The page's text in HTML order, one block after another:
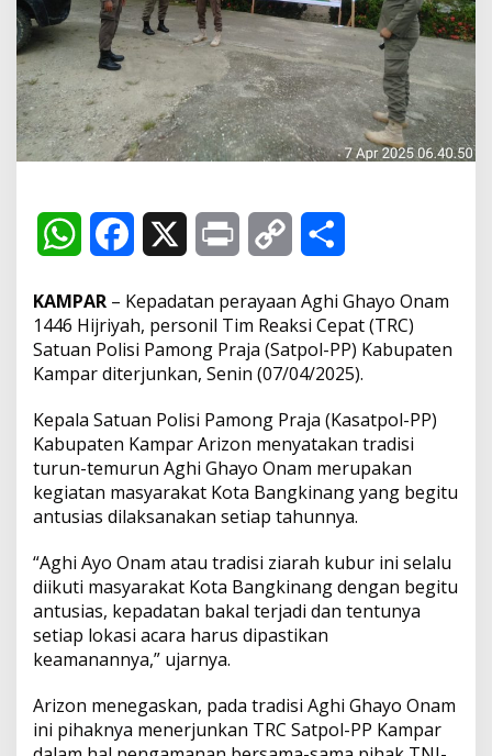
g
h
i
G
h
a
y
o
O
1
6
H
,
P
e
s
o
n
i
l
T
C
S
a
t
p
-
P
W
a
t
A
p
c
e
o
o
i
n
p
y
i
n
a
r
KAMPAR – Kepadatan perayaan Aghi Ghayo Onam
1446 Hijriyah, personil Tim Reaksi Cepat (TRC)
Satuan Polisi Pamong Praja (Satpol-PP) Kabupaten
Kampar diterjunkan, Senin (07/04/2025).
Kepala Satuan Polisi Pamong Praja (Kasatpol-PP)
Kabupaten Kampar Arizon menyatakan tradisi
turun-temurun Aghi Ghayo Onam merupakan
kegiatan masyarakat Kota Bangkinang yang begitu
antusias dilaksanakan setiap tahunnya.
“Aghi Ayo Onam atau tradisi ziarah kubur ini selalu
diikuti masyarakat Kota Bangkinang dengan begitu
antusias, kepadatan bakal terjadi dan tentunya
setiap lokasi acara harus dipastikan
keamanannya,” ujarnya.
Arizon menegaskan, pada tradisi Aghi Ghayo Onam
ini pihaknya menerjunkan TRC Satpol-PP Kampar